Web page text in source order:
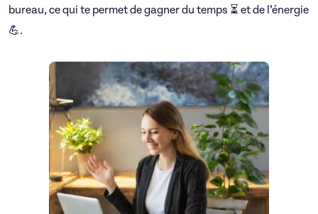
bureau, ce qui te permet de gagner du temps ⏳ et de l’énergie
💪.